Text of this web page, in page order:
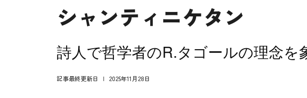
シャンティニケタン
詩人で哲学者のR.タゴールの理念を
記事最終更新日 2025年11月28日